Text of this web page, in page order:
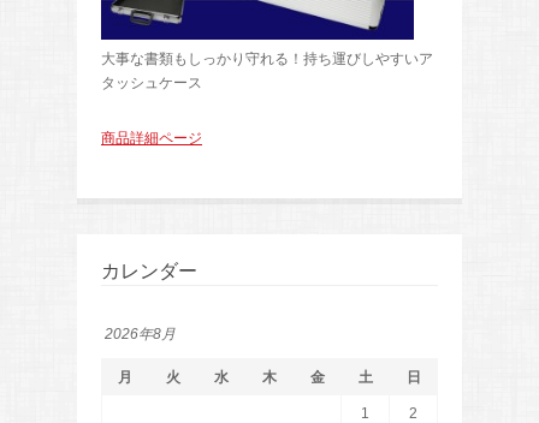
大事な書類もしっかり守れる！持ち運びしやすいア
タッシュケース
商品詳細ページ
カレンダー
2026年8月
月 火 水 木 金 土 日
1 2